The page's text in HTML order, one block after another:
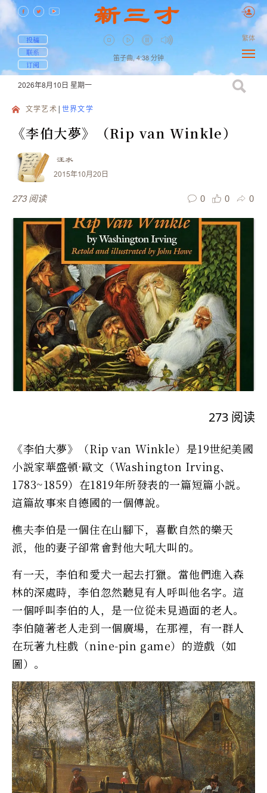
投稿
联系
订阅
笛子曲, 4:38 分钟
繁体
2026年8月10日 星期一
文学艺术 世界文学
《李伯大夢》（Rip van Winkle）
汪水
2015年10月20日
273 阅读 0 0 0
273 阅读
《李伯大夢》（Rip van Winkle）是19世紀美國
小説家華盛頓·歐文（Washington Irving、
1783~1859）在1819年所發表的一篇短篇小説。
這篇故事來自德國的一個傳說。
樵夫李伯是一個住在山腳下，喜歡自然的樂天
派，他的妻子卻常會對他大吼大叫的。
有一天，李伯和愛犬一起去打獵。當他們進入森
林的深處時，李伯忽然聽見有人呼叫他名字。這
一個呼叫李伯的人，是一位從未見過面的老人。
李伯隨著老人走到一個廣場，在那裡，有一群人
在玩著九柱戲（nine-pin game）的遊戲（如
圖）。